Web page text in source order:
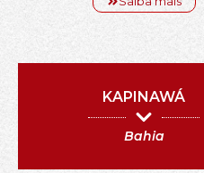
KAPINAWÁ
Bahia